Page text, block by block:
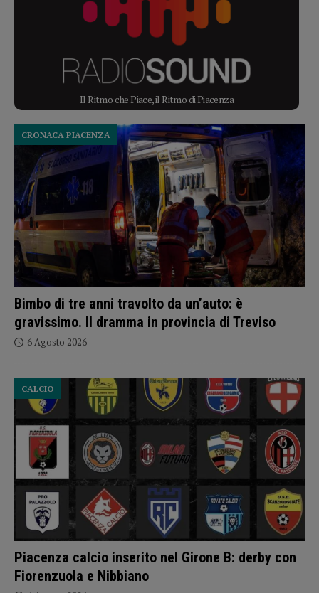
Il Ritmo che Piace, il Ritmo di Piacenza
Bimbo di tre anni travolto da un’auto: è
gravissimo. Il dramma in provincia di Treviso
CRONACA PIACENZA
6 Agosto 2026
Piacenza calcio inserito nel Girone B: derby con
Fiorenzuola e Nibbiano
CALCIO